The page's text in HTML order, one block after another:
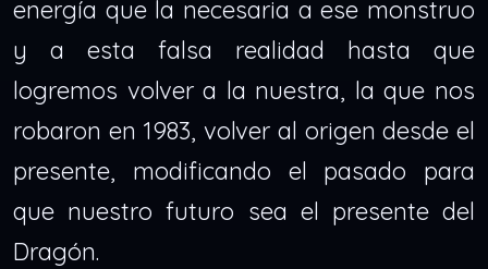
energía que la necesaria a ese monstruo
y a esta falsa realidad hasta que
logremos volver a la nuestra, la que nos
robaron en 1983, volver al origen desde el
presente, modificando el pasado para
que nuestro futuro sea el presente del
Dragón.